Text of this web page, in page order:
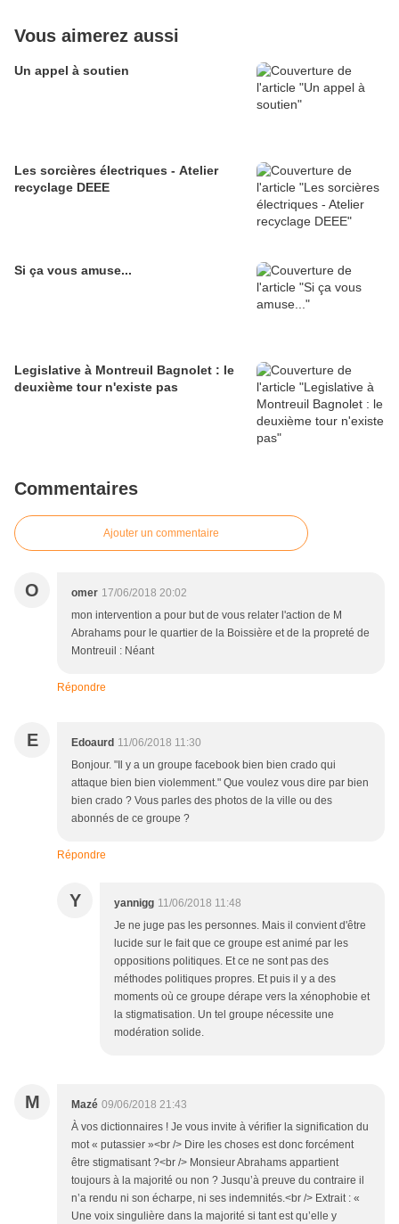
Vous aimerez aussi
Un appel à soutien
Les sorcières électriques - Atelier
recyclage DEEE
Si ça vous amuse...
Legislative à Montreuil Bagnolet : le
deuxième tour n'existe pas
Commentaires
Ajouter un commentaire
O omer 17/06/2018 20:02
mon intervention a pour but de vous relater l'action de M
Abrahams pour le quartier de la Boissière et de la propreté de
Montreuil : Néant
Répondre
E Edoaurd 11/06/2018 11:30
Bonjour. "Il y a un groupe facebook bien bien crado qui
attaque bien bien violemment." Que voulez vous dire par bien
bien crado ? Vous parles des photos de la ville ou des
abonnés de ce groupe ?
Répondre
Y yannigg 11/06/2018 11:48
Je ne juge pas les personnes. Mais il convient d'être
lucide sur le fait que ce groupe est animé par les
oppositions politiques. Et ce ne sont pas des
méthodes politiques propres. Et puis il y a des
moments où ce groupe dérape vers la xénophobie et
la stigmatisation. Un tel groupe nécessite une
modération solide.
M Mazé 09/06/2018 21:43
À vos dictionnaires ! Je vous invite à vérifier la signification du
mot « putassier »<br /> Dire les choses est donc forcément
être stigmatisant ?<br /> Monsieur Abrahams appartient
toujours à la majorité ou non ? Jusqu’à preuve du contraire il
n’a rendu ni son écharpe, ni ses indemnités.<br /> Extrait : «
Une voix singulière dans la majorité si tant est qu’elle y